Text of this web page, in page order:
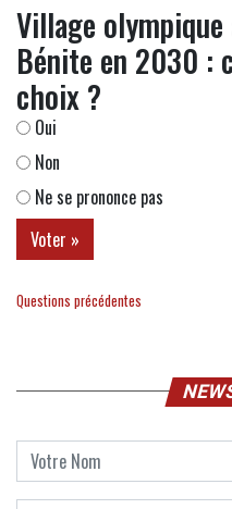
Village
Bénite en 2030 :
choix ?
Oui
Non
Ne se prononce pas
Questions précédentes